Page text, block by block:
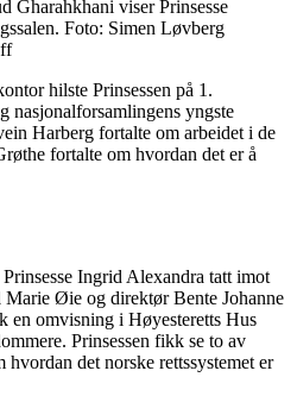
Gharahkhani viser Prinsesse
Foto: Simen Løvberg
hilste Prinsessen på 1.
nasjonalforsamlingens yngste
Harberg fortalte om arbeidet i de
fortalte om hvordan det er å
Ingrid Alexandra tatt imot
Øie og direktør Bente Johanne
en omvisning i Høyesteretts Hus
Prinsessen fikk se to av
det norske rettssystemet er